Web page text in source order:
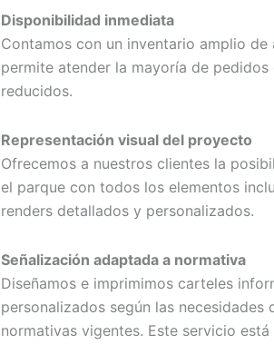
Disponibilidad inmediata
Contamos con un inventario amplio
permite atender la mayoría de
reducidos.
Representación visual del proyecto
Ofrecemos a nuestros clientes la
el parque con todos los elementos
renders detallados y personalizados.
Señalización adaptada a normativa
Diseñamos e imprimimos carteles
personalizados según las
normativas vigentes. Este servicio